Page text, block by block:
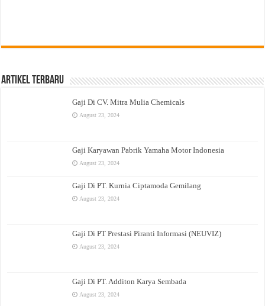
Artikel Terbaru
Gaji Di CV. Mitra Mulia Chemicals
August 23, 2024
Gaji Karyawan Pabrik Yamaha Motor Indonesia
August 23, 2024
Gaji Di PT. Kurnia Ciptamoda Gemilang
August 23, 2024
Gaji Di PT Prestasi Piranti Informasi (NEUVIZ)
August 23, 2024
Gaji Di PT. Additon Karya Sembada
August 23, 2024